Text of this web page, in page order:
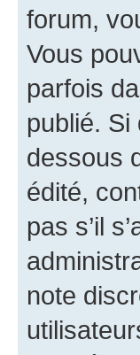
forum,
Vous
parfois
publié. Si
dessous
édité,
pas s’il
note